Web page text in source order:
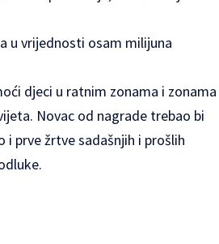
u vrijednosti osam milijuna
djeci u ratnim zonama i zonama
Novac od nagrade trebao bi
i prve žrtve sadašnjih i prošlih